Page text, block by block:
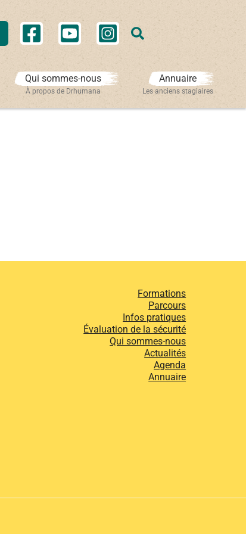
Rechercher
Qui sommes-nous
À propos de Drhumana
Annuaire
Les anciens stagiaires
Formations
Parcours
Infos pratiques
Évaluation de la sécurité
Qui sommes-nous
Actualités
Agenda
Annuaire